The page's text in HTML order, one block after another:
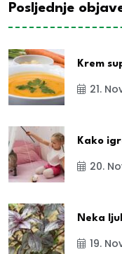
Posljednje
Krem
21.
Kako
20.
Neka
19.